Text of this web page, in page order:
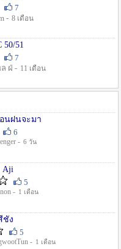
7
- 8 เดือน
50/51
7
ฝ่ - 11 เดือน
นฝนจะมา
6
- 6 วัน
Aji
5
- 1 เดือน
ชัง
5
- 1 เดือน